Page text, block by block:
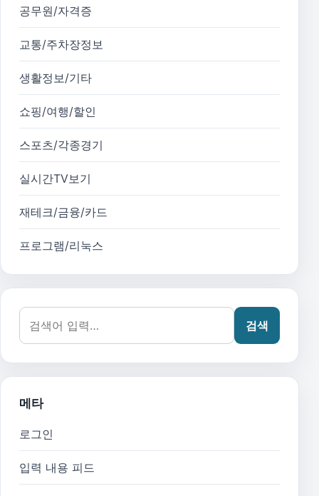
공무원/자격증
교통/주차장정보
생활정보/기타
쇼핑/여행/할인
스포츠/각종경기
실시간TV보기
재테크/금융/카드
프로그램/리눅스
검색어:
검색
메타
로그인
입력 내용 피드